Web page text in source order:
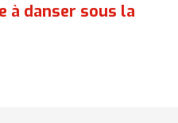
à danser sous la